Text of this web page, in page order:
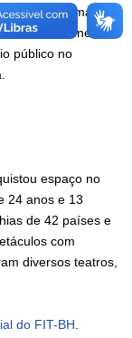
país. O formato
ainda mais nesse
público no
espaço no
24 anos e 13
de 42 países e
com
diversos teatros,
do FIT-BH.